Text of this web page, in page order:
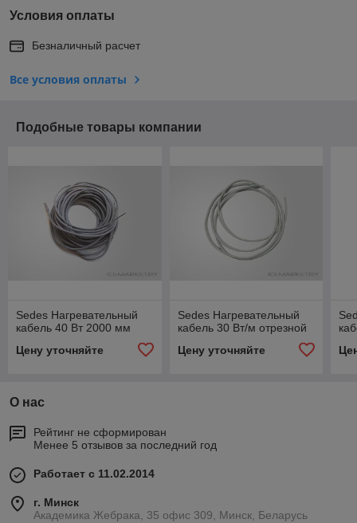
Условия оплаты
Безналичный расчет
Все условия оплаты
Подобные товары компании
Sedes Нагревательный
кабель 40 Вт 2000 мм
Цену уточняйте
Sedes Нагревательный
кабель 30 Вт/м отрезной
Цену уточняйте
О нас
Рейтинг не сформирован
Менее 5 отзывов за последний год
Работает с 11.02.2014
г. Минск
Академика Жебрака, 35 офис 309, Минск, Беларусь